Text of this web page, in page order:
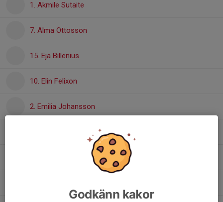
1. Akmile Sutaite
7. Alma Ottosson
15. Eja Billenius
10. Elin Felixon
2. Emilia Johansson
Godkänn kakor